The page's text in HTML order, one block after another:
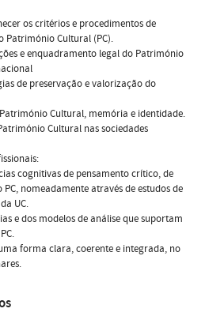
os critérios e procedimentos de
Cultural (PC).
e enquadramento legal do Património
de preservação e valorização do
Cultural, memória e identidade.
Cultural nas sociedades
cognitivas de pensamento crítico, de
nomeadamente através de estudos de
UC.
e dos modelos de análise que suportam
forma clara, coerente e integrada, no